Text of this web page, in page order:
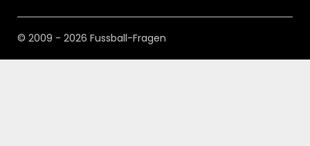
© 2009 - 2026 Fussball-Fragen